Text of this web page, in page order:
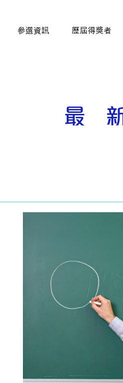
參選資訊 歷屆得獎者
最